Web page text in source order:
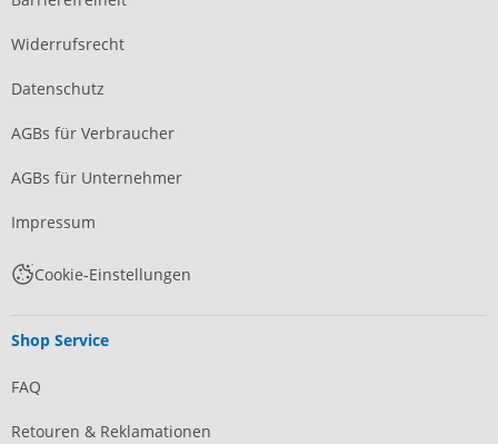
Widerrufsrecht
Datenschutz
AGBs für Verbraucher
AGBs für Unternehmer
Impressum
Cookie-Einstellungen
Shop Service
FAQ
Retouren & Reklamationen